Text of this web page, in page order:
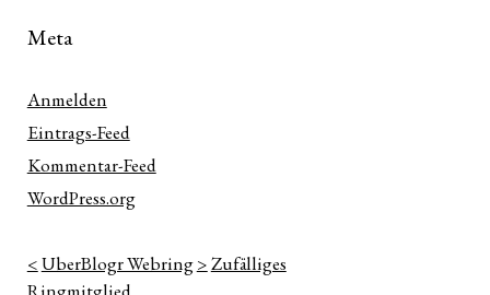
Meta
Anmelden
Eintrags-Feed
Kommentar-Feed
WordPress.org
<UberBlogr Webring>Zufälliges